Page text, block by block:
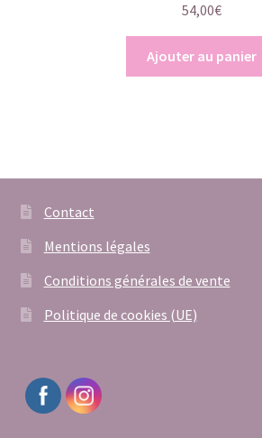
54,00€
Ajouter au panier
Contact
Mentions légales
Conditions générales de vente
Politique de cookies (UE)